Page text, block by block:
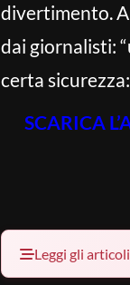
divertimento.
dai giornalisti:
certa sicurezza:
SCARICA
Leggi gli